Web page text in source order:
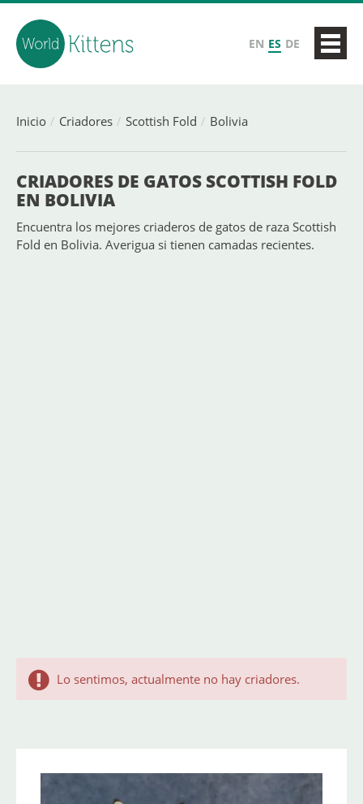
EN ES DE
Inicio Criadores Scottish Fold Bolivia
CRIADORES DE GATOS SCOTTISH FOLD
EN BOLIVIA
Encuentra los mejores criaderos de gatos de raza Scottish
Fold en Bolivia. Averigua si tienen camadas recientes.
Lo sentimos, actualmente no hay criadores.